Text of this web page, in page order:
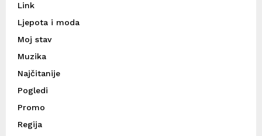
Link
Ljepota i moda
Moj stav
Muzika
Najčitanije
Pogledi
Promo
Regija